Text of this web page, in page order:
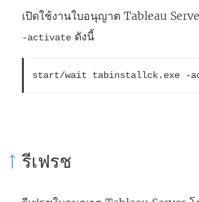
เปิดใช้งานใบอนุญาต Tableau
-activate ดังนี้
รีเฟรช